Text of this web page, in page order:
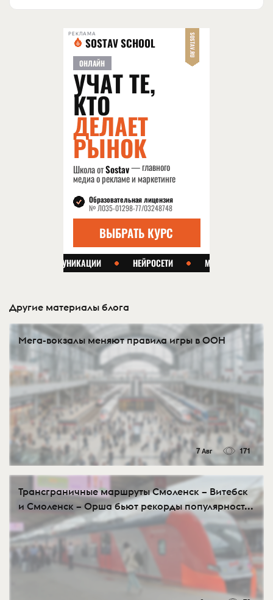
РЕКЛАМА
Другие материалы блога
Мега-вокзалы меняют правила игры в OOH
7 Авг 171
Трансграничные маршруты Смоленск – Витебск
и Смоленск – Орша бьют рекорды популярност...